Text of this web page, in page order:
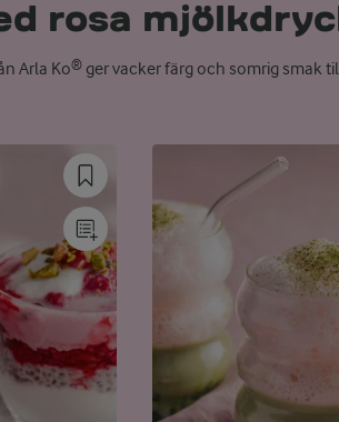
rosa
Arla Ko® ger vacker färg och somrig smak